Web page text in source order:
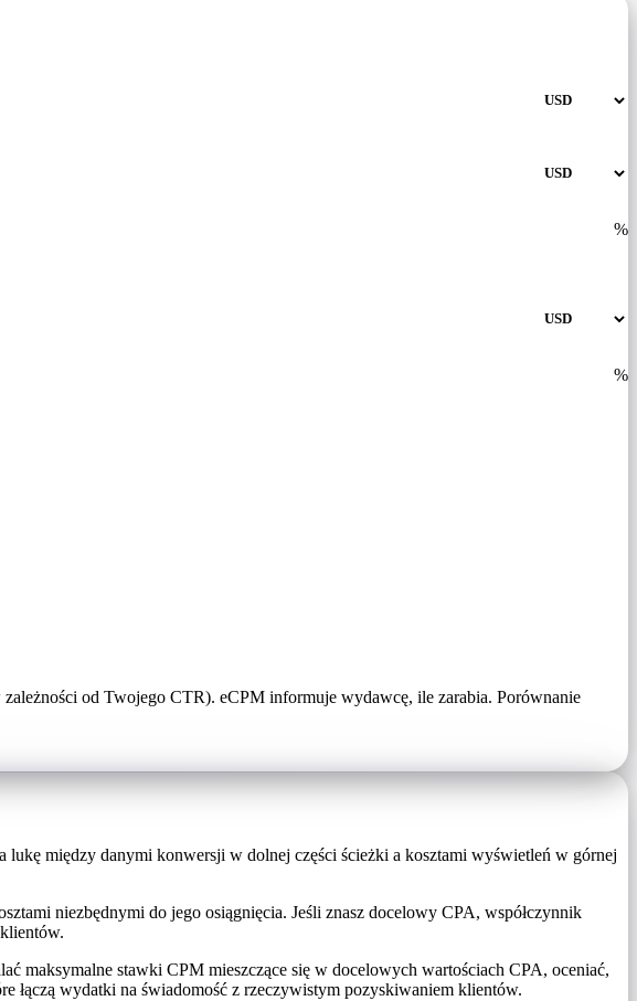
%
%
od Twojego CTR). eCPM informuje wydawcę, ile zarabia. Porównanie
lukę między danymi konwersji w dolnej części ścieżki a kosztami wyświetleń w górnej
niezbędnymi do jego osiągnięcia. Jeśli znasz docelowy CPA, współczynnik
maksymalne stawki CPM mieszczące się w docelowych wartościach CPA, oceniać,
łączą wydatki na świadomość z rzeczywistym pozyskiwaniem klientów.